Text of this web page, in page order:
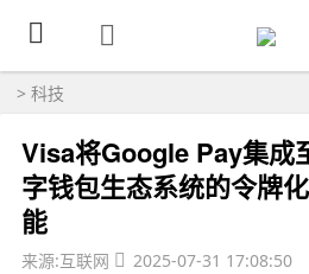
> 科技
Visa将Google Pay集成
字钱包生态系统的令牌
能
来源:互联网 2025-07-31 17:08:50